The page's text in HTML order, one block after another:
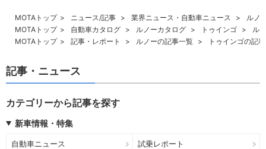
MOTAトップ ニュース/記事 業界ニュース・自動車ニュース
ルノ
MOTAトップ
自動車カタログ ルノーカタログ トゥインゴ
ル
MOTAトップ
記事・レポート ルノーの記事一覧 トゥインゴの記
記事・ニュース
カテゴリーから記事を探す
新車情報・特集
自動車ニュース 試乗レポート